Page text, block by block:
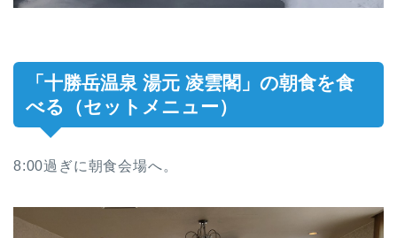
「十勝岳温泉 湯元 凌雲閣」の朝食を食
べる（セットメニュー）
8:00過ぎに朝食会場へ。